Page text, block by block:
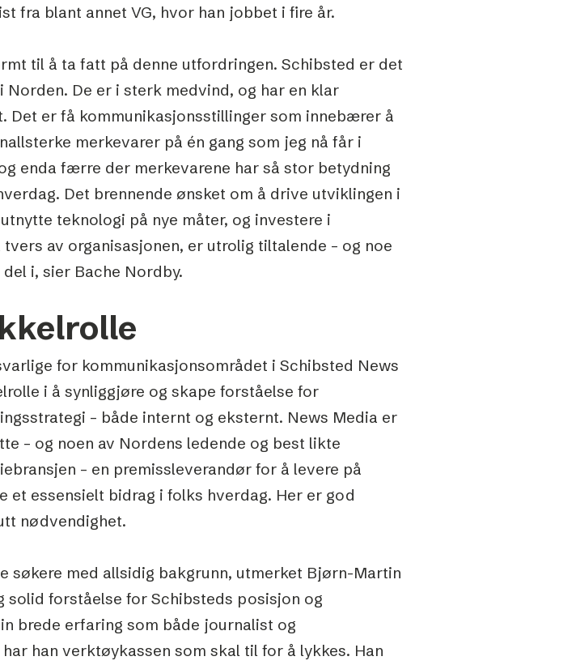
fra blant annet VG, hvor han jobbet i fire år.
til å ta fatt på denne utfordringen. Schibsted er det
Norden. De er i sterk medvind, og har en klar
Det er få kommunikasjonsstillinger som innebærer å
merkevarer på én gang som jeg nå får i
enda færre der merkevarene har så stor betydning
Det brennende ønsket om å drive utviklingen i
teknologi på nye måter, og investere i
av organisasjonen, er utrolig tiltalende – og noe
i, sier Bache Nordby.
for kommunikasjonsområdet i Schibsted News
i å synliggjøre og skape forståelse for
– både internt og eksternt. News Media er
– og noen av Nordens ledende og best likte
– en premissleverandør for å levere på
et essensielt bidrag i folks hverdag. Her er god
nødvendighet.
søkere med allsidig bakgrunn, utmerket Bjørn-Martin
solid forståelse for Schibsteds posisjon og
brede erfaring som både journalist og
han verktøykassen som skal til for å lykkes. Han